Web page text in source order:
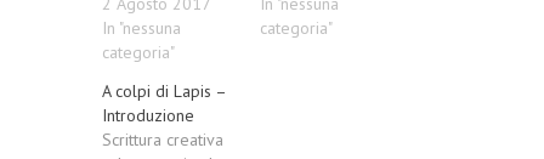
futuro. J. Bruner Sì,
è proprio così!
Bruner. Un
docente – dalla
scuola
In "nessuna
categoria"
tempi più antichi
categoria"
A colpi di Lapis –
Introduzione
Scrittura creativa